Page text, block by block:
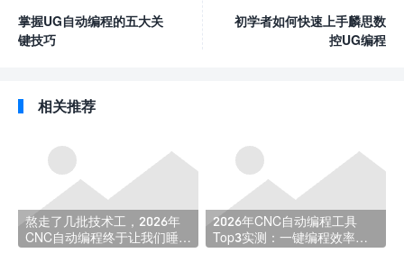
掌握UG自动编程的五大关
键技巧
初学者如何快速上手麟思数
控UG编程
相关推荐
熬走了几批技术工，2026年
CNC自动编程终于让我们睡上
2026年CNC自动编程工具
Top3实测：一键编程效率选